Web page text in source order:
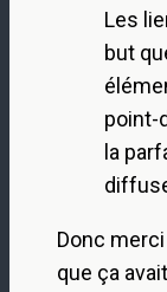
Les
but
point-
la
Donc
que ça